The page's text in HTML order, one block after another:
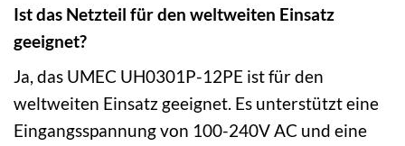
Ist das Netzteil für den weltweiten Einsatz
geeignet?
Ja, das UMEC UH0301P-12PE ist für den
weltweiten Einsatz geeignet. Es unterstützt eine
Eingangsspannung von 100-240V AC und eine